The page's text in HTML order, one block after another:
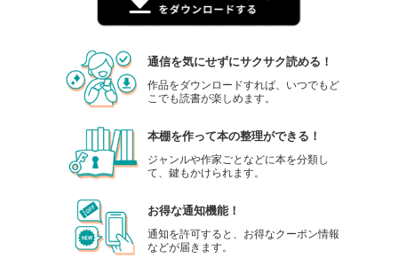
通信を気にせずにサクサク読める！
作品をダウンロードすれば、いつでもど
こでも読書が楽しめます。
本棚を作って本の整理ができる！
ジャンルや作家ごとなどに本を分類し
て、鍵もかけられます。
お得な通知機能！
通知を許可すると、お得なクーポン情報
などが届きます。